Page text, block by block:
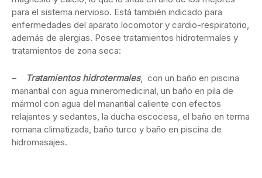
para el sistema nervioso. Está también indicado para
enfermedades del aparato locomotor y cardio-respiratorio,
además de alergias. Posee tratamientos hidrotermales y
tratamientos de zona seca:
– Tratamientos hidrotermales, con un baño en piscina
manantial con agua mineromedicinal, un baño en pila de
mármol con agua del manantial caliente con efectos
relajantes y sedantes, la ducha escocesa, el baño en terma
romana climatizada, baño turco y baño en piscina de
hidromasajes.